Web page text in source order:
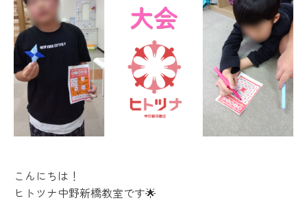
こんにちは！
ヒトツナ中野新橋教室です🌟